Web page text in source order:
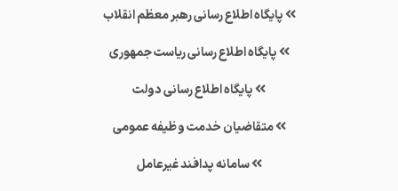
پایگاه اطلاع رسانی رهبر معظم انقلاب
پایگاه اطلاع رسانی ریاست جمهوری
پایگاه اطلاع رسانی دولت
متقاضیان خدمت وظیفه عمومی
سامانه پدافند غیرعامل